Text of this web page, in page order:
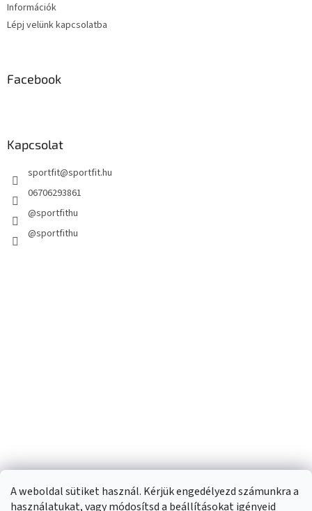
A weboldal sütiket használ. Kérjük engedélyezd számunkra a
használatukat, vagy módosítsd a beállításokat igényeid
Információk
Lépj velünk kapcsolatba
Facebook
Kapcsolat
sportfit@sportfit.hu
06706293861
@sportfithu
@sportfithu